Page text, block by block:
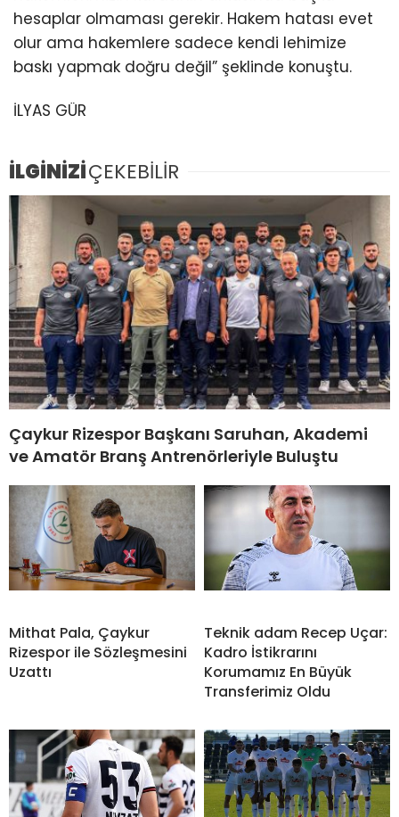
hesaplar olmaması gerekir. Hakem hatası evet
olur ama hakemlere sadece kendi lehimize
baskı yapmak doğru değil” şeklinde konuştu.
İLYAS GÜR
İLGİNİZİÇEKEBİLİR
Çaykur Rizespor Başkanı Saruhan, Akademi
ve Amatör Branş Antrenörleriyle Buluştu
Mithat Pala, Çaykur
Rizespor ile Sözleşmesini
Uzattı
Teknik adam Recep Uçar:
Kadro İstikrarını
Korumamız En Büyük
Transferimiz Oldu